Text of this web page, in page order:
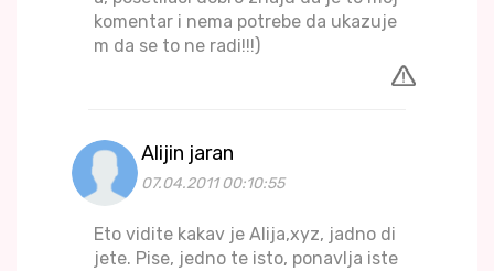
komentar i nema potrebe da ukazuje
m da se to ne radi!!!)
Alijin jaran
07.04.2011 00:10:55
Eto vidite kakav je Alija,xyz, jadno di
jete. Pise, jedno te isto, ponavlja iste